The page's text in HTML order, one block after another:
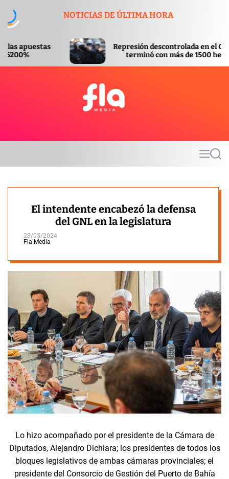
t
NOTICIAS DE ÚLTIMA HORA
Represión descontrolada en el Congreso
terminó con más de 1500 heridos
a
MS
El intendente encabezó la defensa
del GNL en la legislatura
28/05/2024
Fla Media
Lo hizo acompañado por el presidente de la Cámara de
Diputados, Alejandro Dichiara; los presidentes de todos los
bloques legislativos de ambas cámaras provinciales; el
presidente del Consorcio de Gestión del Puerto de Bahía